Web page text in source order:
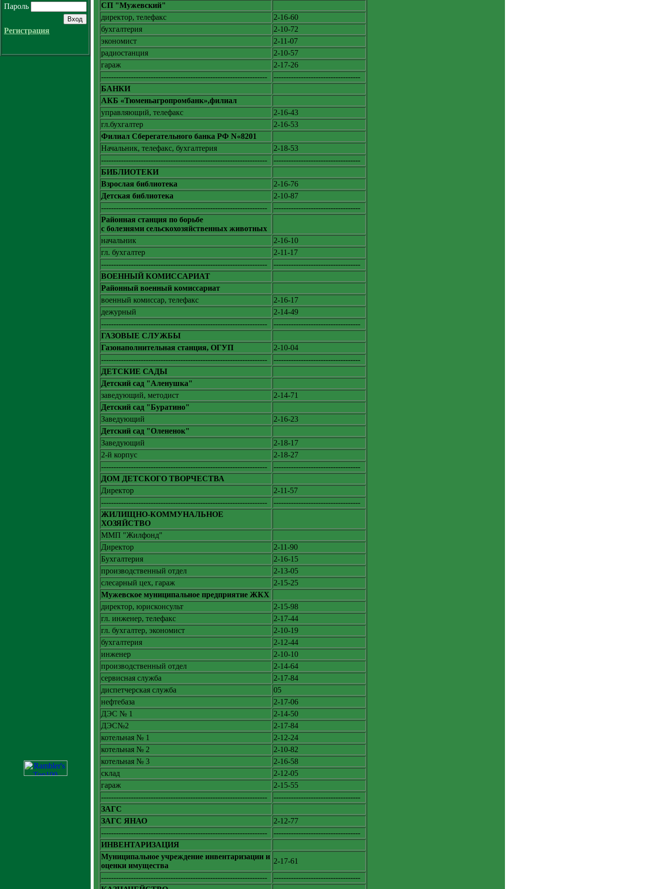
Пароль
Регистрация
СП "Мужевский"
директор, телефакс
2-16-60
бухгалтерия
2-10-72
экономист
2-11-07
радиостанция
2-10-57
гараж
2-17-26
-------------------------------------------------------------------
-----------------------------------
БАНКИ
АКБ «Тюменьагропромбанк»,филиал
управляющий, телефакс
2-16-43
гл.бухгалтер
2-16-53
Филиал Сберегательного банка РФ N«8201
Начальник, телефакс, бухгалтерия
2-18-53
-------------------------------------------------------------------
-----------------------------------
БИБЛИОТЕКИ
Взрослая библиотека
2-16-76
Детская библиотека
2-10-87
-------------------------------------------------------------------
-----------------------------------
Районная станция по борьбе
с болезнями сельскохозяйственных животных
начальник
2-16-10
гл. бухгалтер
2-11-17
-------------------------------------------------------------------
-----------------------------------
ВОЕННЫЙ КОМИССАРИАТ
Районный военный комиссариат
военный комиссар, телефакс
2-16-17
дежурный
2-14-49
-------------------------------------------------------------------
-----------------------------------
ГАЗОВЫЕ СЛУЖБЫ
Газонаполнительная станция, ОГУП
2-10-04
-------------------------------------------------------------------
-----------------------------------
ДЕТСКИЕ САДЫ
Детский сад "Аленушка"
заведующий, методист
2-14-71
Детский сад "Буратино"
Заведующий
2-16-23
Детский сад "Олененок"
Заведующий
2-18-17
2-й корпус
2-18-27
-------------------------------------------------------------------
-----------------------------------
ДОМ ДЕТСКОГО ТВОРЧЕСТВА
Директор
2-11-57
-------------------------------------------------------------------
-----------------------------------
ЖИЛИЩНО-КОММУНАЛЬНОЕ
ХОЗЯЙСТВО
ММП "Жилфонд"
Директор
2-11-90
Бухгалтерия
2-16-15
производственный отдел
2-13-05
слесарный цех, гараж
2-15-25
Мужевское муниципальное предприятие ЖКХ
директор, юрисконсульт
2-15-98
гл. инженер, телефакс
2-17-44
гл. бухгалтер, экономист
2-10-19
бухгалтерия
2-12-44
инженер
2-10-10
производственный отдел
2-14-64
сервисная служба
2-17-84
диспетчерская служба
05
нефтебаза
2-17-06
ДЭС № 1
2-14-50
ДЭС№2
2-17-84
котельная № 1
2-12-24
котельная № 2
2-10-82
котельная № 3
2-16-58
склад
2-12-05
гараж
2-15-55
-------------------------------------------------------------------
-----------------------------------
ЗАГС
ЗАГС ЯНАО
2-12-77
-------------------------------------------------------------------
-----------------------------------
ИНВЕНТАРИЗАЦИЯ
Муниципальное учреждение инвентаризации и
оценки имущества
2-17-61
-------------------------------------------------------------------
-----------------------------------